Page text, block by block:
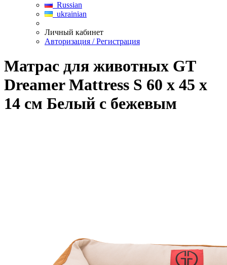
Russian
ukrainian
Личный кабинет
Авторизация / Регистрация
Матрас для животных GT
Dreamer Mattress S 60 x 45 x
14 см Белый с бежевым